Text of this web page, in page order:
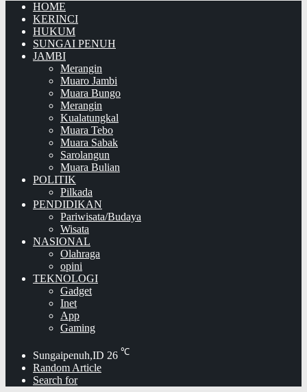
HOME
KERINCI
HUKUM
SUNGAI PENUH
JAMBI
Merangin
Muaro Jambi
Muara Bungo
Merangin
Kualatungkal
Muara Tebo
Muara Sabak
Sarolangun
Muara Bulian
POLITIK
Pilkada
PENDIDIKAN
Pariwisata/Budaya
Wisata
NASIONAL
Olahraga
opini
TEKNOLOGI
Gadget
Inet
App
Gaming
Sungaipenuh,ID 26 ℃
Random Article
Search for